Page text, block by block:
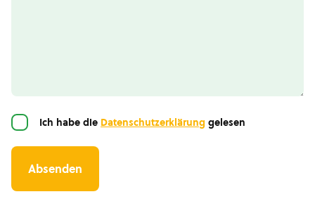
EinwilligungIch habe die Datenschutzerklärung gelesen